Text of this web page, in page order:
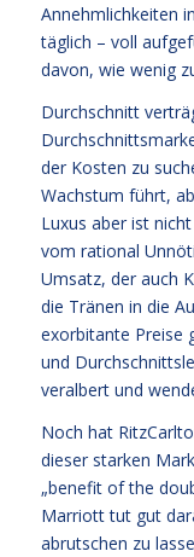
Annehmlichkeiten
täglich – voll
davon, wie wenig
Durchschnitt
der Kosten zu
Wachstum führt,
Luxus aber ist
vom rational
Umsatz, der auch
die Tränen in die
exorbitante Preise
und
veralbert und
Noch hat
dieser starken
„benefit of the
Marriott tut gut
abrutschen zu